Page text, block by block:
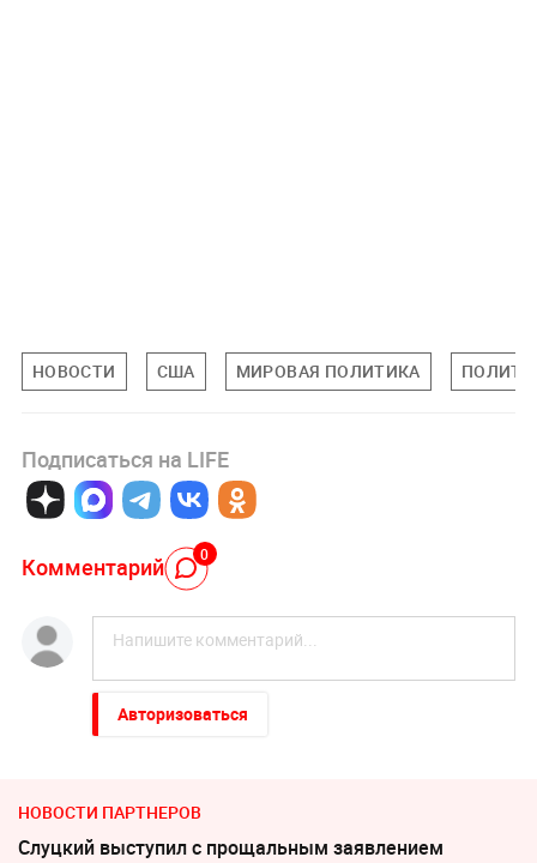
НОВОСТИ США МИРОВАЯ ПОЛИТИКА
Подписаться на LIFE
Комментарий 0
Авторизоваться
НОВОСТИ ПАРТНЕРОВ
Слуцкий выступил с прощальным заявлением